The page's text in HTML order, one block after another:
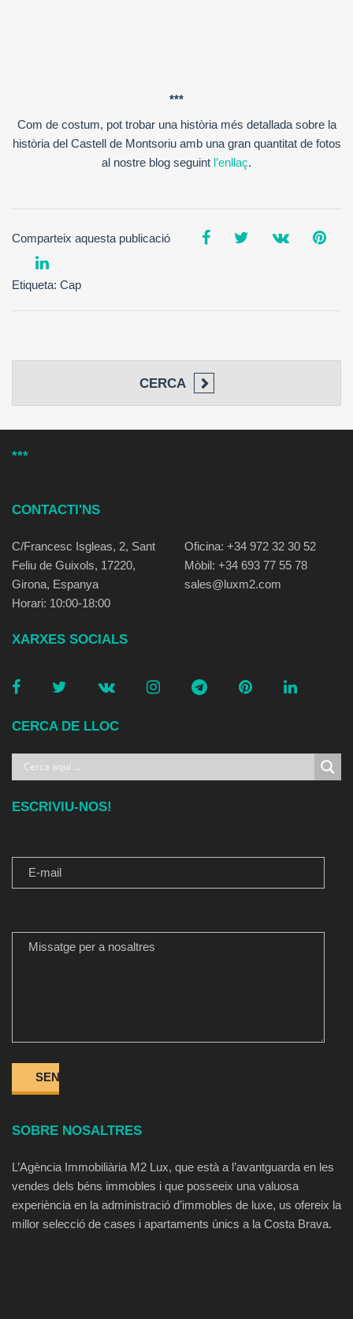
***
Com de costum, pot trobar una història més detallada sobre la
història del Castell de Montsoriu amb una gran quantitat de fotos
al nostre blog seguint l’enllaç.
Comparteix aquesta publicació
Etiqueta: Cap
CERCA
***
CONTACTI'NS
C/Francesc Isgleas, 2, Sant
Feliu de Guixols, 17220,
Girona, Espanya
Horari: 10:00-18:00
Oficina: +34 972 32 30 52
Mòbil: +34 693 77 55 78
sales@luxm2.com
XARXES SOCIALS
CERCA DE LLOC
ESCRIVIU-NOS!
SOBRE NOSALTRES
L’Agència Immobiliària M2 Lux, que està a l’avantguarda en les
vendes dels béns immobles i que posseeix una valuosa
experiència en la administració d’immobles de luxe, us ofereix la
millor selecció de cases i apartaments únics a la Costa Brava.